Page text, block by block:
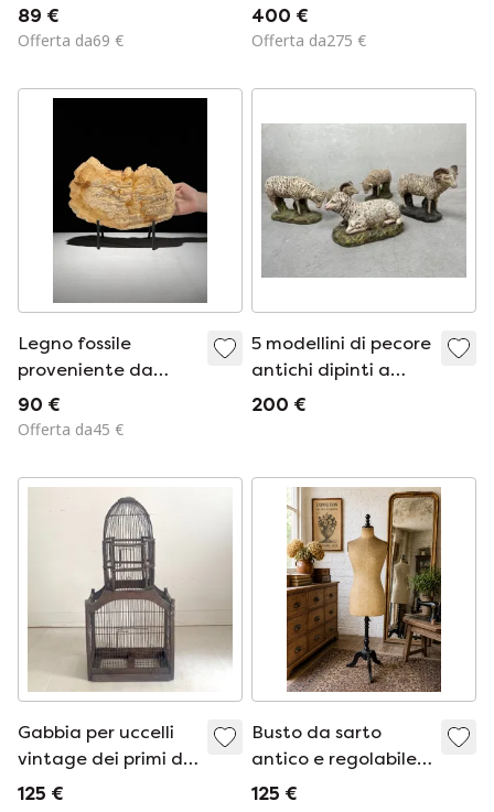
Vintage Lucky Strike
da Collezione
89 €
Offerta da69 €
400 €
Offerta da275 €
Legno fossile
proveniente da
Sooka, supporto
realizzato su misura
90 €
Offerta da45 €
5 modellini di pecore
antichi dipinti a
mano - 1903
200 €
Gabbia per uccelli
vintage dei primi del
'900
125 €
Busto da sarto
antico e regolabile
su treppiede
125 €